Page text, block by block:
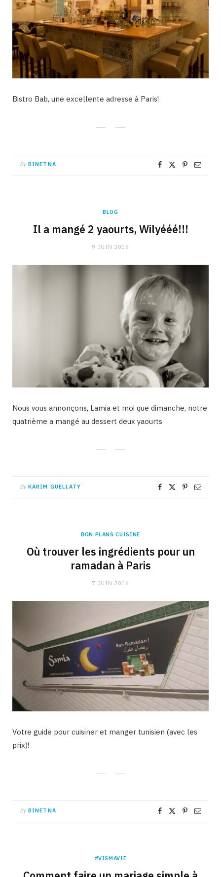
Bistro Bab, une excellente adresse à Paris!
By BINETNA
BLOG
Il a mangé 2 yaourts, Wilyééé!!!
9 JUIN 2016
Nous vous annonçons, Lamia et moi que dimanche, notre
quatrième a mangé au dessert deux yaourts
By KARIM GUELLATY
BON PLANS CUISINE
Où trouver les ingrédients pour un
ramadan à Paris
7 JUIN 2016
Votre guide pour cuisiner et manger tunisien (avec les
prix)!
By BINETNA
#VISMAVIE